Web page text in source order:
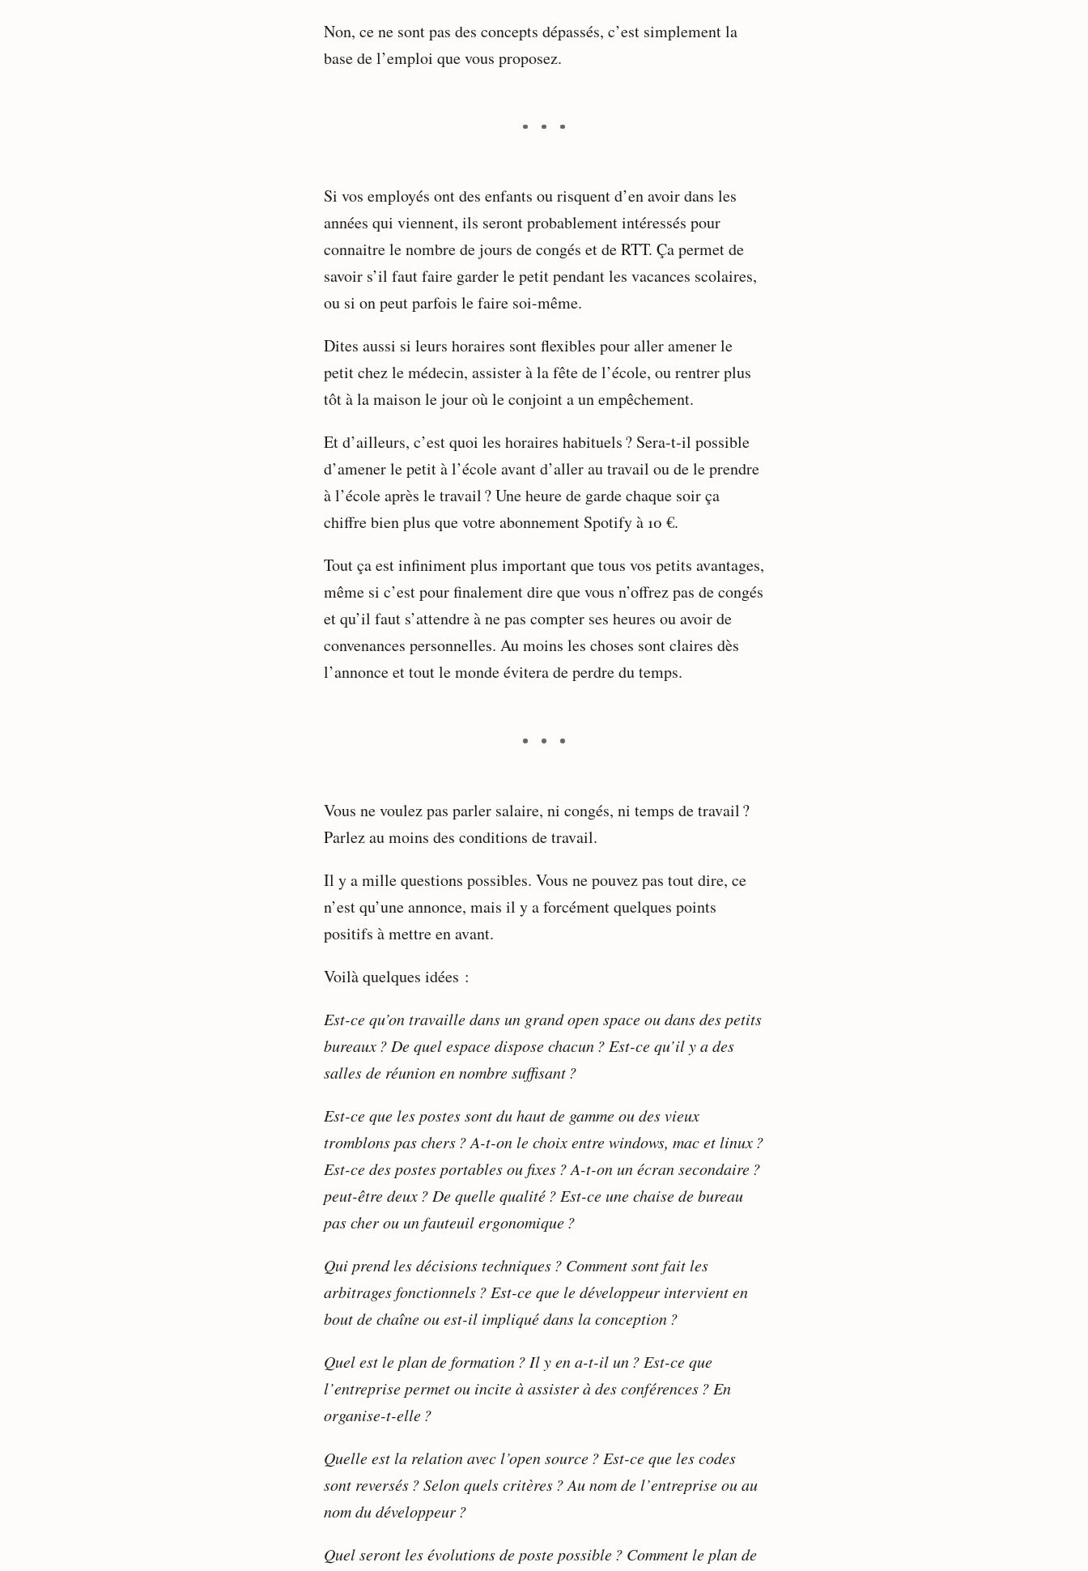
Non, ce ne sont pas des concepts dépassés, c’est simplement la
base de l’emploi que vous proposez.
Si vos employés ont des enfants ou risquent d’en avoir dans les
années qui viennent, ils seront probablement intéressés pour
connaitre le nombre de jours de congés et de RTT. Ça permet de
savoir s’il faut faire garder le petit pendant les vacances scolaires,
ou si on peut parfois le faire soi-même.
Dites aussi si leurs horaires sont flexibles pour aller amener le
petit chez le médecin, assister à la fête de l’école, ou rentrer plus
tôt à la maison le jour où le conjoint a un empêchement.
Et d’ailleurs, c’est quoi les horaires habituels ? Sera-t-il possible
d’amener le petit à l’école avant d’aller au travail ou de le prendre
à l’école après le travail ? Une heure de garde chaque soir ça
chiffre bien plus que votre abonnement Spotify à 10 €.
Tout ça est infiniment plus important que tous vos petits avantages,
même si c’est pour finalement dire que vous n’offrez pas de congés
et qu’il faut s’attendre à ne pas compter ses heures ou avoir de
convenances personnelles. Au moins les choses sont claires dès
l’annonce et tout le monde évitera de perdre du temps.
Vous ne voulez pas parler salaire, ni congés, ni temps de travail ?
Parlez au moins des conditions de travail.
Il y a mille questions possibles. Vous ne pouvez pas tout dire, ce
n’est qu’une annonce, mais il y a forcément quelques points
positifs à mettre en avant.
Voilà quelques idées :
Est-ce qu’on travaille dans un grand open space ou dans des petits
bureaux ? De quel espace dispose chacun ? Est-ce qu’il y a des
salles de réunion en nombre suffisant ?
Est-ce que les postes sont du haut de gamme ou des vieux
tromblons pas chers ? A-t-on le choix entre windows, mac et linux ?
Est-ce des postes portables ou fixes ? A-t-on un écran secondaire ?
peut-être deux ? De quelle qualité ? Est-ce une chaise de bureau
pas cher ou un fauteuil ergonomique ?
Qui prend les décisions techniques ? Comment sont fait les
arbitrages fonctionnels ? Est-ce que le développeur intervient en
bout de chaîne ou est-il impliqué dans la conception ?
Quel est le plan de formation ? Il y en a-t-il un ? Est-ce que
l’entreprise permet ou incite à assister à des conférences ? En
organise-t-elle ?
Quelle est la relation avec l’open source ? Est-ce que les codes
sont reversés ? Selon quels critères ? Au nom de l’entreprise ou au
nom du développeur ?
Quel seront les évolutions de poste possible ? Comment le plan de